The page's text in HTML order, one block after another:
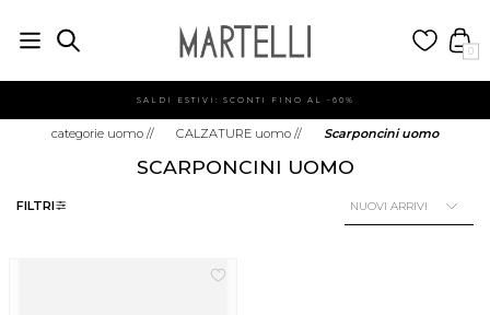
0
SALDI ESTIVI: SCONTI FINO AL -60%
categorie uomo // CALZATURE uomo // Scarponcini uomo
FILTRI
SCARPONCINI UOMO